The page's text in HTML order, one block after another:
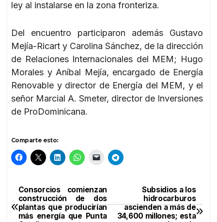
ley al instalarse en la zona fronteriza.
Del encuentro participaron además Gustavo
Mejía-Ricart y Carolina Sánchez, de la dirección
de Relaciones Internacionales del MEM; Hugo
Morales y Aníbal Mejía, encargado de Energía
Renovable y director de Energía del MEM, y el
señor Marcial A. Smeter, director de Inversiones
de ProDominicana.
Comparte esto:
Navegación
de
Subsidios a los
hidrocarburos
ascienden a más de
34,600 millones; esta
Consorcios comienzan
construcción de dos
plantas que producirían
más energía que Punta